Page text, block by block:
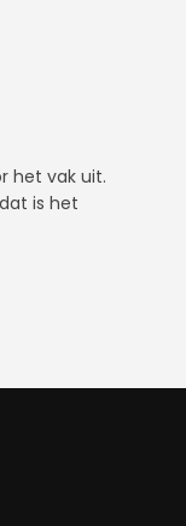
het vak uit.
is het